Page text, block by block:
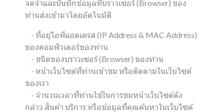
จดจำและบันทึกข้อมูลที่บราวเซอร์ (Browser) ของ
ท่านส่งเข้ามาโดยอัตโนมัติ
- ที่อยู่ไอพีแอดเดรส (IP Address & MAC Address)
ของคอมพิวเตอร์ของท่าน
- ชนิดของบราวเซอร์ (Browser) ของท่าน
- หน้าเว็บไซต์ที่ท่านเข้าชม หรือติดตามในเว็บไซต์
ของเรา
- จำนวนเวลาที่ท่านใช้ในการชมหน้าเว็บไซต์ดัง
กล่าว สินค้า บริการ หรือข้อมูลที่คุณค้นหาในเว็บไซต์